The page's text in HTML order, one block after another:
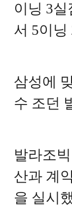
이닝 3
서 5이
삼성에
수 조던
발라조
산과 계
을 실시